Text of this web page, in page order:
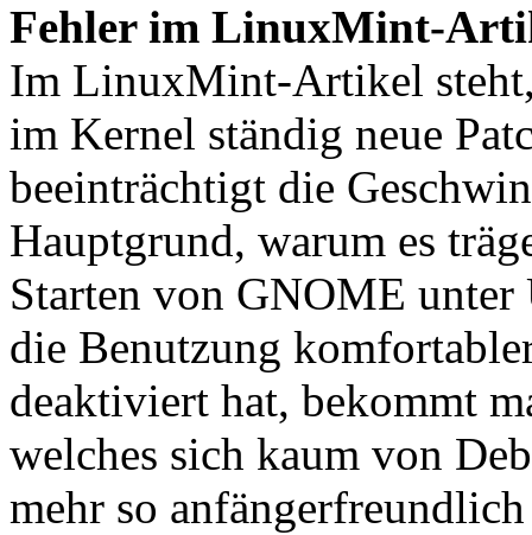
Fehler im LinuxMint-
Im LinuxMint-Artikel
im Kernel ständig neue
beeinträchtigt die
Hauptgrund, warum es
Starten von GNOME unter
die Benutzung
deaktiviert hat, bekommt
welches sich kaum von
mehr so